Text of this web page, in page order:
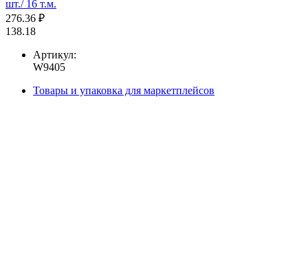
шт./ 16 т.м.
276.36 ₽
138.18
Артикул:
W9405
Товары и упаковка для маркетплейсов